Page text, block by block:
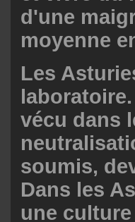
d'une
moyenne
Les
vécu dans
soumis,
Dans les
une